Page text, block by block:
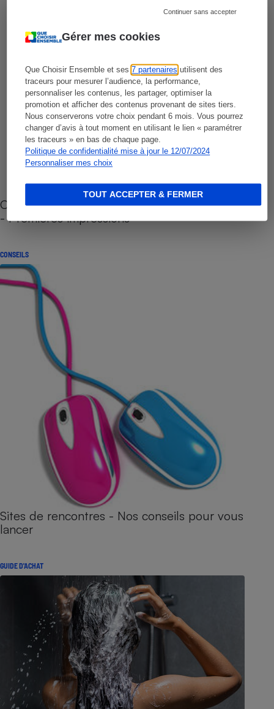
Gérer mes cookies
Que Choisir Ensemble et ses7 partenaires utilisent des
traceurs pour mesurer l’audience, la performance,
personnaliser les contenus, les partager, optimiser la
promotion et afficher des contenus provenant de sites tiers.
Nous conserverons votre choix pendant 6 mois. Vous pourrez
changer d’avis à tout moment en utilisant le lien « paramétrer
les traceurs » en bas de chaque page.
Politique de confidentialité mise à jour le 12/07/2024
Personnaliser mes choix
Continuer sans accepter
TOUT ACCEPTER & FERMER
Cafetière à capsules zéro déchet CoffeeB (vidéo)
- Premières impressions
CONSEILS
Sites de rencontres - Nos conseils pour vous
lancer
GUIDE D'ACHAT